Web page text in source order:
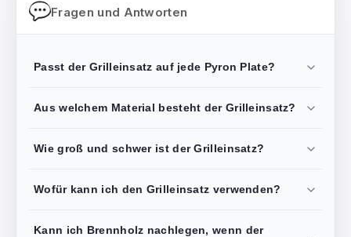
Fragen und Antworten
Passt der Grilleinsatz auf jede Pyron Plate?
Aus welchem Material besteht der Grilleinsatz?
Wie groß und schwer ist der Grilleinsatz?
Wofür kann ich den Grilleinsatz verwenden?
Kann ich Brennholz nachlegen, wenn der